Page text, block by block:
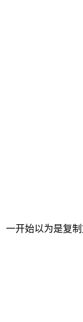
一开始以为是复